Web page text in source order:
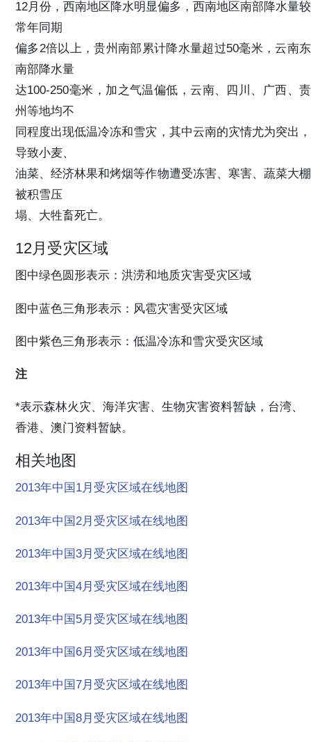
12月份，西南地区降水明显偏多，西南地区南部降水量较
常年同期
偏多2倍以上，贵州南部累计降水量超过50毫米，云南东
南部降水量
达100-250毫米，加之气温偏低，云南、四川、广西、责
州等地均不
同程度出现低温冷冻和雪灾，其中云南的灾情尤为突出，
导致小麦、
油菜、经济林果和烤烟等作物遭受冻害、寒害、蔬菜大棚
被积雪压
塌、大牲畜死亡。
12月受灾区域
图中绿色圆形表示：洪涝和地质灾害受灾区域
图中蓝色三角形表示：风雹灾害受灾区域
图中紫色三角形表示：低温冷冻和雪灾受灾区域
注
*表示森林火灾、海洋灾害、生物灾害资料暂缺，台湾、
香港、澳门资料暂缺。
相关地图
2013年中国1月受灾区域在线地图
2013年中国2月受灾区域在线地图
2013年中国3月受灾区域在线地图
2013年中国4月受灾区域在线地图
2013年中国5月受灾区域在线地图
2013年中国6月受灾区域在线地图
2013年中国7月受灾区域在线地图
2013年中国8月受灾区域在线地图